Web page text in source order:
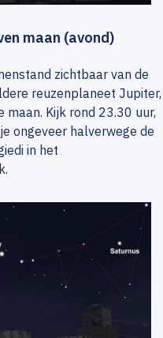
maan (avond)
zichtbaar van de
reuzenplaneet Jupiter,
Kijk rond 23.30 uur,
ongeveer halverwege de
in het